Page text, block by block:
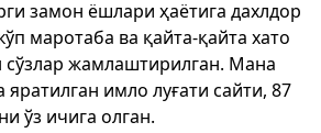
замон ёшлари ҳаётига дахлдор
маротаба ва қайта-қайта хато
сўзлар жамлаштирилган. Мана
яратилган имло луғати сайти, 87
ўз ичига олган.